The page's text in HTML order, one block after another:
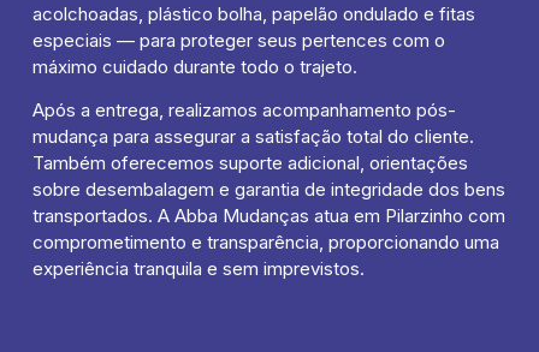
acolchoadas, plástico bolha, papelão ondulado e fitas
especiais — para proteger seus pertences com o
máximo cuidado durante todo o trajeto.
Após a entrega, realizamos acompanhamento pós-
mudança para assegurar a satisfação total do cliente.
Também oferecemos suporte adicional, orientações
sobre desembalagem e garantia de integridade dos bens
transportados. A Abba Mudanças atua em Pilarzinho com
comprometimento e transparência, proporcionando uma
experiência tranquila e sem imprevistos.